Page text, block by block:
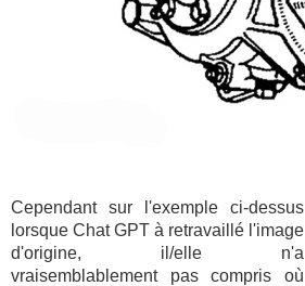
Cependant sur l'exemple ci-dessus
lorsque Chat GPT à retravaillé l'image
d'origine, il/elle n'a
vraisemblablement pas compris où